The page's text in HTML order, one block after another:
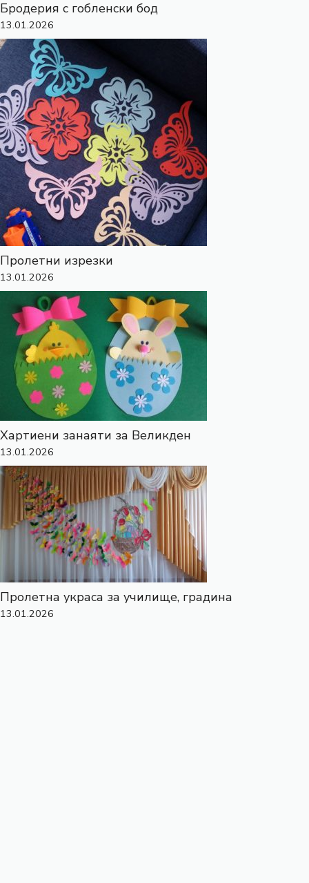
Бродерия с гобленски бод
13.01.2026
Пролетни изрезки
13.01.2026
Хартиени занаяти за Великден
13.01.2026
Пролетна украса за училище, градина
13.01.2026